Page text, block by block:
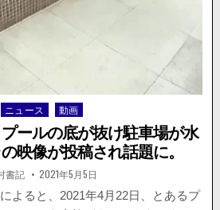
が
吸
い
込
ま
れ
る。
け
Posted
in
ニュース 動画
プールの底が抜け駐車場が水
映像が投稿され話題に。
書記 掲
載
日：
2021年5月5日
よると、2021年4月22日、とあるプ